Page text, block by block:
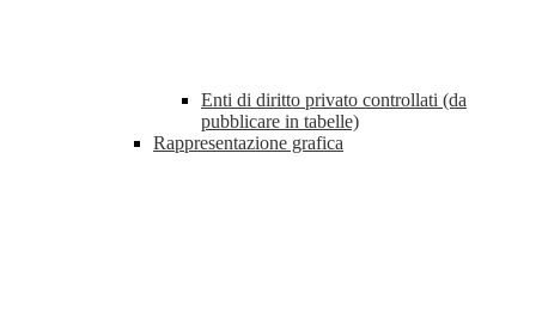
Enti di diritto privato controllati (da
pubblicare in tabelle)
Rappresentazione grafica